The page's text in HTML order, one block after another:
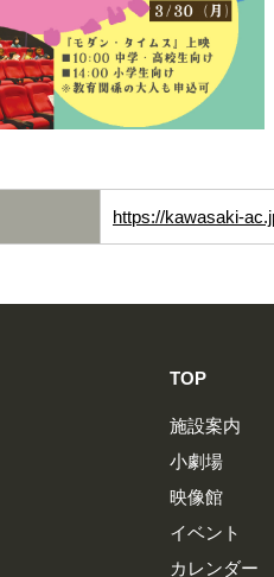
https://kawasaki-
TOP
施設案内
小劇場
映像館
イベント
カレンダー